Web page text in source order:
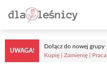
do
treści
UWAGA!
Dołącz do nowej grupy
Kupię | Zamienię | Praca